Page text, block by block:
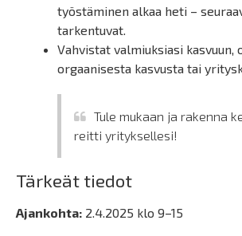
työstäminen alkaa heti –
tarkentuvat.
Vahvistat valmiuksiasi kasvuun,
orgaanisesta kasvusta tai
Tule mukaan ja rakenna
reitti yrityksellesi!
Tärkeät tiedot
Ajankohta: 2.4.2025 klo 9–15